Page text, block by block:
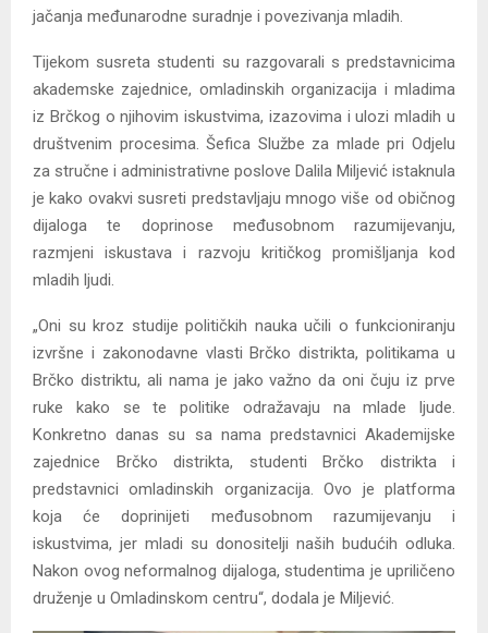
jačanja međunarodne suradnje i povezivanja mladih.
Tijekom susreta studenti su razgovarali s predstavnicima
akademske zajednice, omladinskih organizacija i mladima
iz Brčkog o njihovim iskustvima, izazovima i ulozi mladih u
društvenim procesima. Šefica Službe za mlade pri Odjelu
za stručne i administrativne poslove Dalila Miljević istaknula
je kako ovakvi susreti predstavljaju mnogo više od običnog
dijaloga te doprinose međusobnom razumijevanju,
razmjeni iskustava i razvoju kritičkog promišljanja kod
mladih ljudi.
„Oni su kroz studije političkih nauka učili o funkcioniranju
izvršne i zakonodavne vlasti Brčko distrikta, politikama u
Brčko distriktu, ali nama je jako važno da oni čuju iz prve
ruke kako se te politike odražavaju na mlade ljude.
Konkretno danas su sa nama predstavnici Akademijske
zajednice Brčko distrikta, studenti Brčko distrikta i
predstavnici omladinskih organizacija. Ovo je platforma
koja će doprinijeti međusobnom razumijevanju i
iskustvima, jer mladi su donositelji naših budućih odluka.
Nakon ovog neformalnog dijaloga, studentima je upriličeno
druženje u Omladinskom centru“, dodala je Miljević.